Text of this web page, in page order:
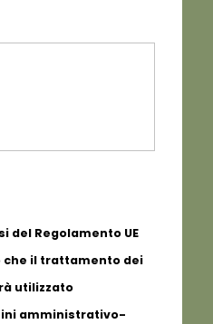
del Regolamento UE
che il trattamento dei
utilizzato
amministrativo-